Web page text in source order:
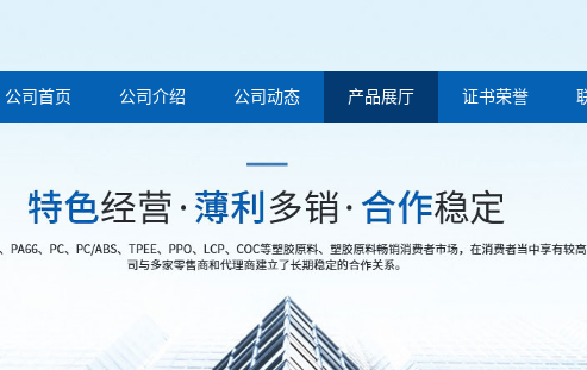
公司首页 公司介绍 公司动态 产品展厅 证书荣誉